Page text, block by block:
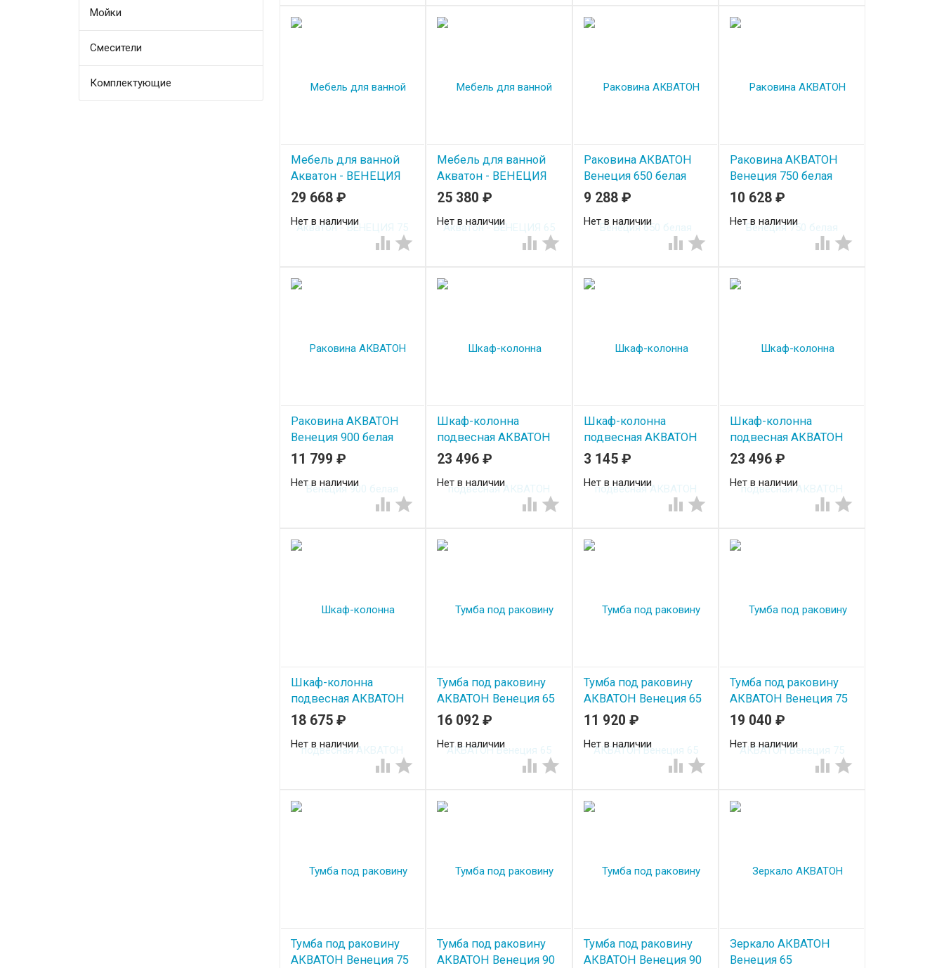
Мойки
Смесители
Комплектующие
Мебель для ванной
Акватон - ВЕНЕЦИЯ
75
29 668 ₽
Нет в наличии
 
Мебель для ванной
Акватон - ВЕНЕЦИЯ
65
25 380₽
Нет в наличии
 
Раковина АКВАТОН
Венеция 650 белая
9 288 ₽
Нет в наличии
 
Раковина АКВАТОН
Венеция 750 белая
10 628₽
Нет в наличии
 
Раковина АКВАТОН
Венеция 900 белая
11 799 ₽
Нет в наличии
 
Шкаф-колонна
подвесная АКВАТОН
Венеция правая
23 496₽
Нет в наличии
 
Шкаф-колонна
подвесная АКВАТОН
Венеция левая
3 145 ₽
Нет в наличии
 
Шкаф-колонна
подвесная АКВАТОН
Венеция левая
23 496₽
Нет в наличии
 
Шкаф-колонна
подвесная АКВАТОН
Венеция правая
18 675 ₽
Нет в наличии
 
Тумба под раковину
АКВАТОН Венеция 65
16 092₽
Нет в наличии
 
Тумба под раковину
АКВАТОН Венеция 65
черный глянец
11 920 ₽
Нет в наличии
 
Тумба под раковину
АКВАТОН Венеция 75
19 040₽
Нет в наличии
 
Тумба под раковину
АКВАТОН Венеция 75
Тумба под раковину
АКВАТОН Венеция 90
Тумба под раковину
АКВАТОН Венеция 90
Зеркало АКВАТОН
Венеция 65